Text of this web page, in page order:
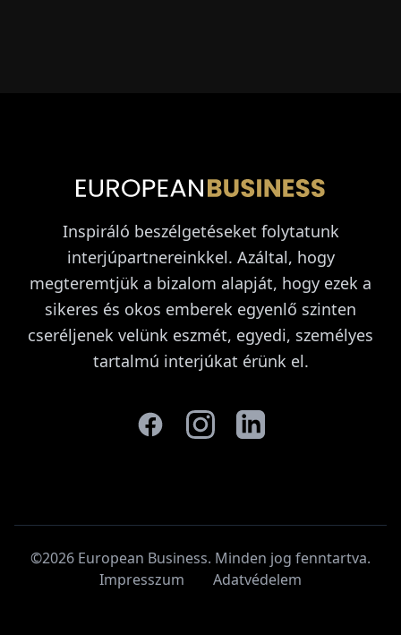
Inspiráló beszélgetéseket folytatunk
interjúpartnereinkkel. Azáltal, hogy
megteremtjük a bizalom alapját, hogy ezek a
sikeres és okos emberek egyenlő szinten
cseréljenek velünk eszmét, egyedi, személyes
tartalmú interjúkat érünk el.
©2026 European Business. Minden jog fenntartva.
Impresszum
Adatvédelem